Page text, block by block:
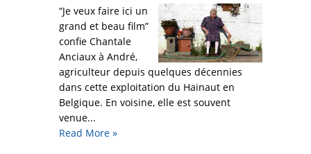
“Je veux faire ici un
grand et beau film”
confie Chantale
Anciaux à André,
agriculteur depuis quelques décennies
dans cette exploitation du Hainaut en
Belgique. En voisine, elle est souvent
venue...
Read More »